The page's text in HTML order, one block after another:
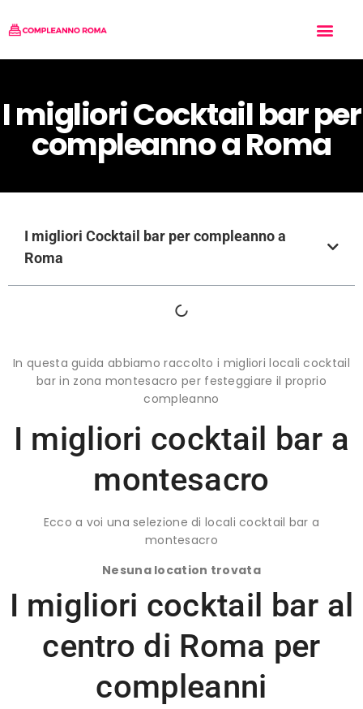
I migliori Cocktail bar per
compleanno a Roma
I migliori Cocktail bar per compleanno a
Roma
In questa guida abbiamo raccolto i migliori locali cocktail
bar in zona montesacro per festeggiare il proprio
compleanno
I migliori cocktail bar a
montesacro
Ecco a voi una selezione di locali cocktail bar a
montesacro
Nesuna location trovata
I migliori cocktail bar al
centro di Roma per
compleanni